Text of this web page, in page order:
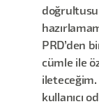
PRD’den
cümle ile
ileteceğim.
kullanıcı